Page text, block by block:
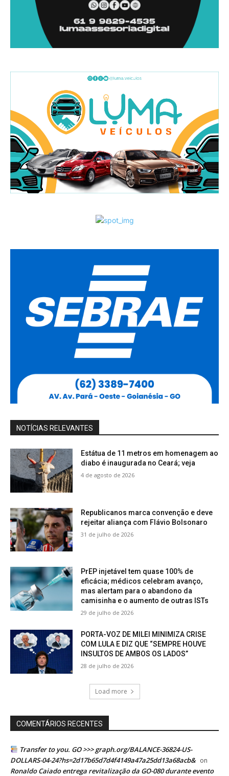
NOTÍCIAS RELEVANTES
Estátua de 11 metros em homenagem ao
diabo é inaugurada no Ceará; veja
4 de agosto de 2026
Republicanos marca convenção e deve
rejeitar aliança com Flávio Bolsonaro
31 de julho de 2026
PrEP injetável tem quase 100% de
eficácia; médicos celebram avanço,
mas alertam para o abandono da
camisinha e o aumento de outras ISTs
29 de julho de 2026
PORTA-VOZ DE MILEI MINIMIZA CRISE
COM LULA E DIZ QUE “SEMPRE HOUVE
INSULTOS DE AMBOS OS LADOS”
28 de julho de 2026
Load more
COMENTÁRIOS RECENTES
Transfer to you. GO >>> graph.org/BALANCE-36824-US-
DOLLARS-04-24?hs=2d17b65d7d4f4149a47a25dd13a68acb& on
Ronaldo Caiado entrega revitalização da GO-080 durante evento